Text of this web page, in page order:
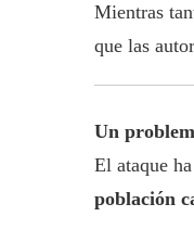
Mientras
que las
Un
El ataque
población